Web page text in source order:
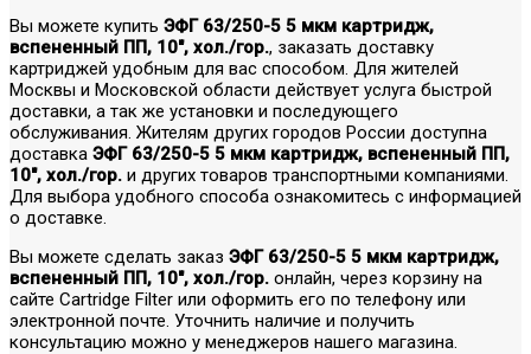
Вы можете купить ЭФГ 63/250-5 5 мкм картридж,
вспененный ПП, 10", хол./гор., заказать доставку
картриджей удобным для вас способом. Для жителей
Москвы и Московской области действует услуга быстрой
доставки, а так же установки и последующего
обслуживания. Жителям других городов России доступна
доставка ЭФГ 63/250-5 5 мкм картридж, вспененный ПП,
10", хол./гор. и других товаров транспортными компаниями.
Для выбора удобного способа ознакомитесь с информацией
о доставке.
Вы можете сделать заказ ЭФГ 63/250-5 5 мкм картридж,
вспененный ПП, 10", хол./гор. онлайн, через корзину на
сайте Cartridge Filter или оформить его по телефону или
электронной почте. Уточнить наличие и получить
консультацию можно у менеджеров нашего магазина.